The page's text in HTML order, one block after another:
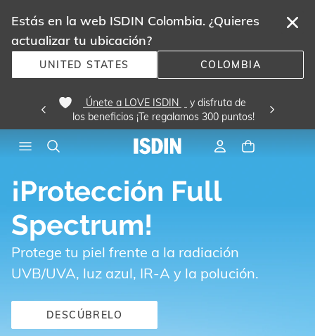
Estás en la web ISDIN Colombia. ¿Quieres
actualizar tu ubicación?
UNITED STATES COLOMBIA
Únete a LOVE ISDIN
y disfruta de
los beneficios ¡Te regalamos 300 puntos!
¡Protección Full
Spectrum!
Protege tu piel frente a la radiación
UVB/UVA, luz azul, IR-A y la polución.
DESCÚBRELO